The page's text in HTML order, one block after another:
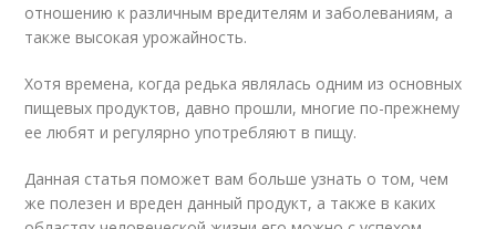
отношению к различным вредителям и заболеваниям, а
также высокая урожайность.
Хотя времена, когда редька являлась одним из основных
пищевых продуктов, давно прошли, многие по-прежнему
ее любят и регулярно употребляют в пищу.
Данная статья поможет вам больше узнать о том, чем
же полезен и вреден данный продукт, а также в каких